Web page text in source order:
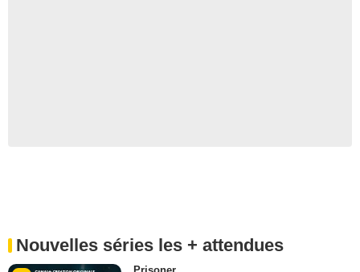
Nouvelles séries les + attendues